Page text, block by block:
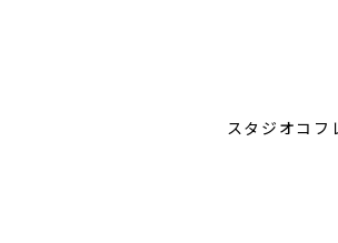
スタジオコフ